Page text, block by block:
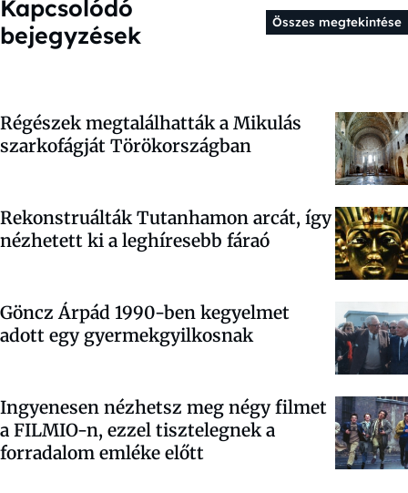
Kapcsolódó
bejegyzések
Összes megtekintése
Régészek megtalálhatták a Mikulás
szarkofágját Törökországban
Rekonstruálták Tutanhamon arcát, így
nézhetett ki a leghíresebb fáraó
Göncz Árpád 1990-ben kegyelmet
adott egy gyermekgyilkosnak
Ingyenesen nézhetsz meg négy filmet
a FILMIO-n, ezzel tisztelegnek a
forradalom emléke előtt